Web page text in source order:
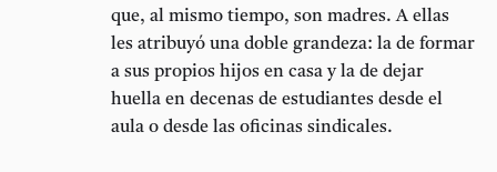
que, al mismo tiempo, son madres. A ellas
les atribuyó una doble grandeza: la de formar
a sus propios hijos en casa y la de dejar
huella en decenas de estudiantes desde el
aula o desde las oficinas sindicales.